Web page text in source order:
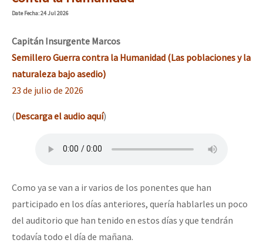
Mundo
La Sexta
AutonomÍa y Resistencia
Megaproyectos
Migración
Niñxs
ETIQUETAS
MULTIMEDIA
Dia 1: Encontro “Guerra contra a Humanidade”
[CDMX – 20 julio] Jornadas globales por la libertad de Jesús
“Sonhando a Terra do Bem Virá” se publica no Estado Espanhol
Se o México sabe, que o mundo saiba! Nossas lutas pela
DateFecha: 24 Jul 2026
Capitán Insurgente Marcos
Semillero Guerra contra la Humanidad (Las poblaciones y la
naturaleza bajo asedio)
23 de julio de 2026
(Descarga el audio aquí)
Como ya se van a ir varios de los ponentes que han
participado en los días anteriores, quería hablarles un poco
del auditorio que han tenido en estos días y que tendrán
todavía todo el día de mañana.